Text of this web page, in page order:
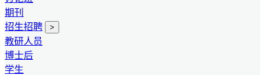
期刊
招生招聘
>
教研人员
博士后
学生